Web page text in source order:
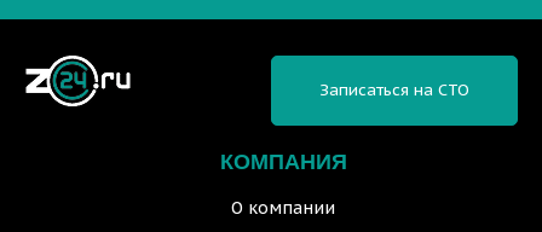
КОМПАНИЯ
О компании
Записаться на СТО